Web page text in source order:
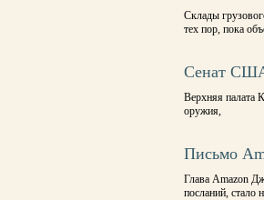
Склады
тех пор, пока
Сенат США
Верхняя палата
оружия,
Письмо
Глава Amazon
посланий, стало